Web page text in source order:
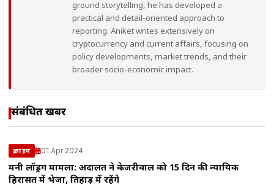
ground storytelling, he has developed a
practical and detail-oriented approach to
reporting. Aniket writes extensively on
cryptocurrency and current affairs, focusing on
policy developments, market trends, and their
broader socio-economic impact.
संबंधित खबरें
क्राइम 01 Apr 2024
मनी लॉड्रिंग मामला: अदालत ने केजरीवाल को 15 दिन की न्यायिक
हिरासत में भेजा, तिहाड़ में रहेंगे